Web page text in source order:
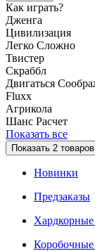
Как играть?
Дженга
Цивилизация
Легко Сложно
Твистер
Скраббл
Двигаться
Fluxx
Агрикола
Шанс Расчет
Показать все
Показать 2 товаров
Новинки
Предзаказы